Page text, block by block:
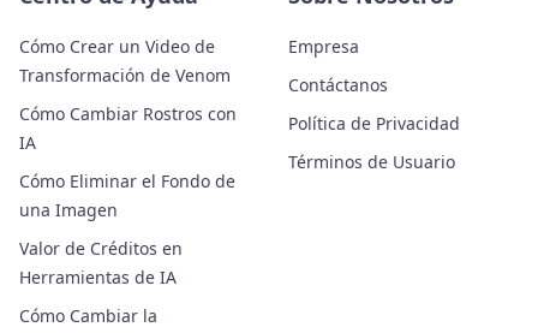
Cómo Crear un Video de
Transformación de Venom
Cómo Cambiar Rostros con
IA
Cómo Eliminar el Fondo de
una Imagen
Valor de Créditos en
Herramientas de IA
Cómo Cambiar la
Empresa
Contáctanos
Política de Privacidad
Términos de Usuario